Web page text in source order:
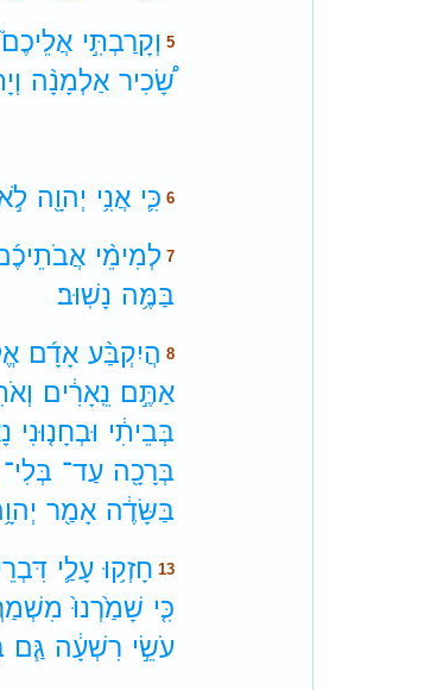
5 וְקָרַבְתִּ֣י אֲלֵיכֶם֮
שָׂ֠כִיר אַלְמָנָ֨ה
6 כִּ֛י אֲנִ֥י יְהוָ֖ה
7 לְמִימֵ֨י
בַּמֶּ֥ה נָשֽׁוּב׃
8 הֲיִקְבַּ֨ע אָדָ֜ם
אַתֶּ֣ם נֵֽאָרִ֔ים
בְּבֵיתִ֔י וּבְחָנ֤וּנִי
בְּרָכָ֖ה עַד־ בְּלִי־
בַּשָּׂדֶ֔ה אָמַ֖ר
13 חָזְק֥וּ עָלַ֛י
כִּ֤י שָׁמַ֙רְנוּ֙
עֹשֵׂ֣י רִשְׁעָ֔ה גַּ֧ם